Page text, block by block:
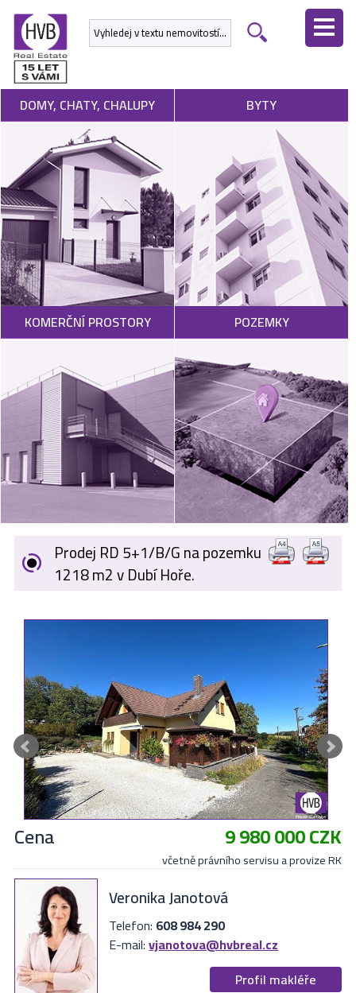
DOMY, CHATY, CHALUPY BYTY
KOMERČNÍ PROSTORY POZEMKY
ÚVODNÍ
STRÁNKA
NEMOVITOSTI
DEVELOPERSKÉ
PROJEKTY
SLUŽBY
NABÍDNOUT
NEMOVITOST
POPTAT
NEMOVITOST
VÝKUP
NEMOVITOSTÍ
SPONZORUJEME
NÁŠ ČASOPIS
KARIÉRA
Prodej RD 5+1/B/G na pozemku
1218 m2 v Dubí Hoře.
Cena 9 980 000 CZK
včetně právního servisu a provize RK
Veronika Janotová
Telefon: 608 984 290
E-mail:vjanotova@hvbreal.cz
Profil makléře